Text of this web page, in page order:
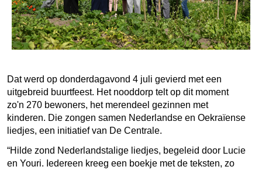
Dat werd op donderdagavond 4 juli gevierd met een
uitgebreid buurtfeest. Het nooddorp telt op dit moment
zo'n 270 bewoners, het merendeel gezinnen met
kinderen. Die zongen samen Nederlandse en Oekraïense
liedjes, een initiatief van De Centrale.
“Hilde zond Nederlandstalige liedjes, begeleid door Lucie
en Youri. Iedereen kreeg een boekje met de teksten, zo